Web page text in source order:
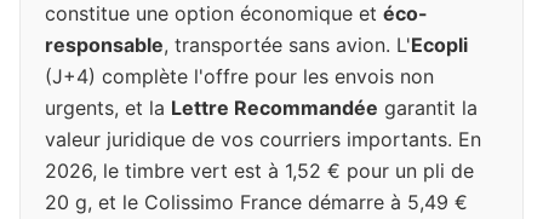
constitue une option économique et éco-
responsable, transportée sans avion. L'Ecopli
(J+4) complète l'offre pour les envois non
urgents, et la Lettre Recommandée garantit la
valeur juridique de vos courriers importants. En
2026, le timbre vert est à 1,52 € pour un pli de
20 g, et le Colissimo France démarre à 5,49 €